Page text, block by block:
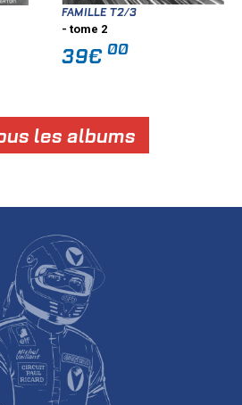
FAMILLE T2/3
- tome 2
39€00
les albums